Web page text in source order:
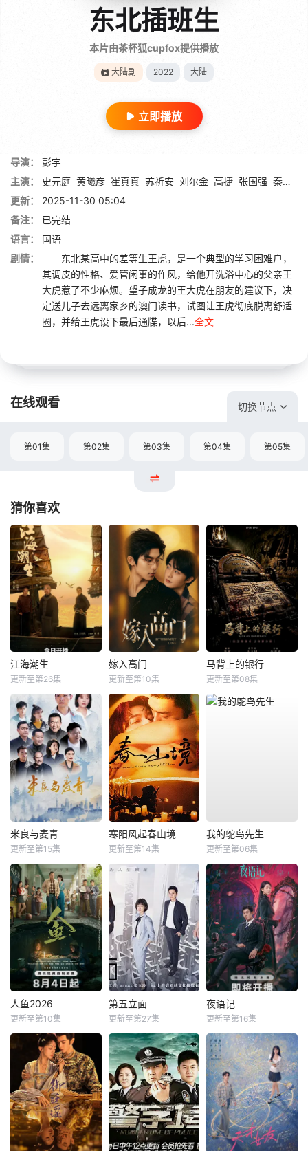
东北插班生
本片由茶杯狐cupfox提供播放
大陆剧 2022 大陆
立即播放
导演：
彭宇
主演：
史元庭 黄曦彦 崔真真 苏祈安 刘尔金 高捷 张国强 秦教授
更新：
2025-11-30 05:04
备注：
已完结
语言：
国语
剧情：
东北某⾼中的差等⽣王⻁，是⼀个典型的学习困难户，
其调⽪的性格、爱管闲事的作⻛，给他开洗浴中⼼的⽗亲王
⼤⻁惹了不少麻烦。望⼦成⻰的王⼤⻁在朋友的建议下，决
定送⼉⼦去远离家乡的澳门读书，试图让王⻁彻底脱离舒适
圈，并给王⻁设下最后通牒，以后...全文
在线观看 切换节点
第01集 第02集 第03集 第04集 第05集
猜你喜欢
江海潮生
更新至第26集
嫁入高门
更新至第10集
马背上的银行
更新至第08集
米良与麦青
更新至第15集
寒阳风起春山境
更新至第14集
我的鸵鸟先生
更新至第06集
人鱼2026
更新至第10集
第五立面
更新至第27集
夜语记
更新至第16集